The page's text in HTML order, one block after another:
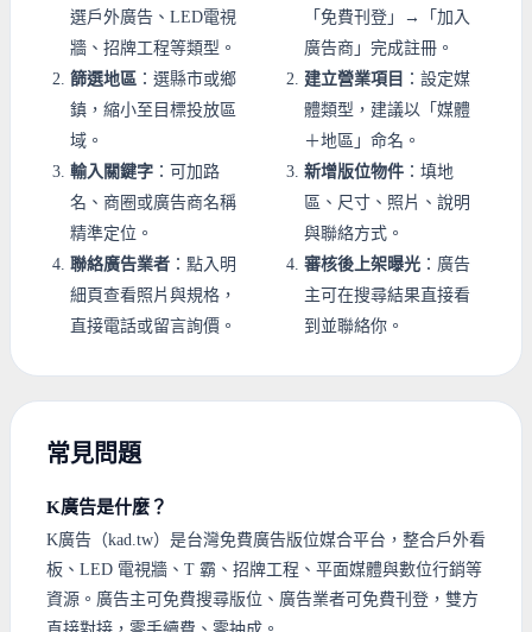
選戶外廣告、LED電視
牆、招牌工程等類型。
篩選地區 ：選縣市或鄉
鎮，縮小至目標投放區
域。
輸入關鍵字 ：可加路
名、商圈或廣告商名稱
精準定位。
聯絡廣告業者 ：點入明
細頁查看照片與規格，
直接電話或留言詢價。
「免費刊登」→「加入
廣告商」完成註冊。
建立營業項目 ：設定媒
體類型，建議以「媒體
＋地區」命名。
新增版位物件 ：填地
區、尺寸、照片、說明
與聯絡方式。
審核後上架曝光 ：廣告
主可在搜尋結果直接看
到並聯絡你。
常見問題
K廣告是什麼？
K廣告（kad.tw）是台灣免費廣告版位媒合平台，整合戶外看
板、LED 電視牆、T 霸、招牌工程、平面媒體與數位行銷等
資源。廣告主可免費搜尋版位、廣告業者可免費刊登，雙方